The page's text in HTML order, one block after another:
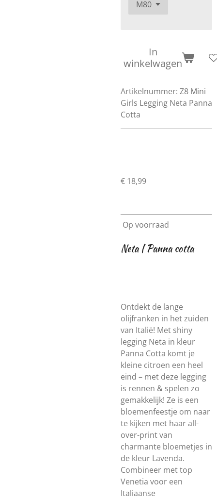
In
winkelwagen
Artikelnummer: Z8 Mini
Girls Legging Neta Panna
Cotta
€ 18,99
Op voorraad
Neta | Panna cotta
Ontdekt de lange
olijfranken in het zuiden
van Italië! Met shiny
legging Neta in kleur
Panna Cotta komt je
kleine citroen een heel
eind – met deze legging
is rennen & spelen zo
gemakkelijk! Ze is een
bloemenfeestje om naar
te kijken met haar all-
over-print van
charmante bloemetjes in
de kleur Lavenda.
Combineer met top
Venetia voor een
Italiaanse